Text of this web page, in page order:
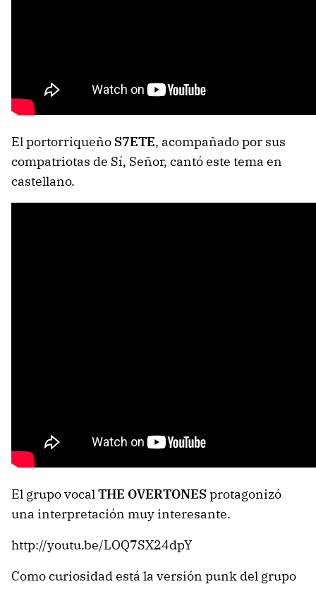
El portorriqueño S7ETE, acompañado por sus
compatriotas de Sí, Señor, cantó este tema en
castellano.
El grupo vocalTHE OVERTONES protagonizó
una interpretación muy interesante.
http://youtu.be/LOQ7SX24dpY
Como curiosidad está la versión punk del grupo